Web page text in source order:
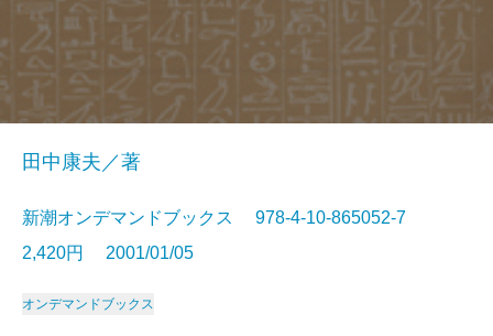
田中康夫／著
新潮オンデマンドブックス 978-4-10-865052-7
2,420円 2001/01/05
オンデマンドブックス